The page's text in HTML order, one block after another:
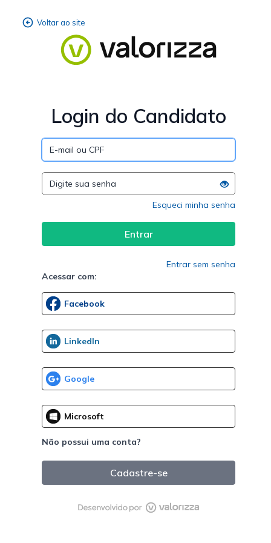
Login do Candidato
Esqueci minha senha
Entrar sem senha
Acessar com:
Não possui uma conta?